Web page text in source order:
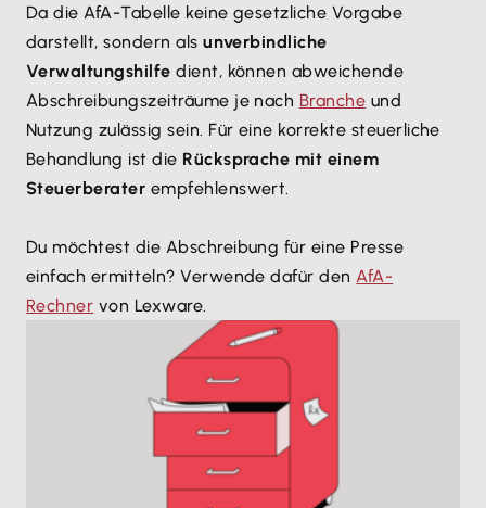
Da die AfA-Tabelle keine gesetzliche Vorgabe
darstellt, sondern alsunverbindliche
Verwaltungshilfe dient, können abweichende
Abschreibungszeiträume je nach Branche und
Nutzung zulässig sein. Für eine korrekte steuerliche
Behandlung ist die Rücksprache mit einem
Steuerberater empfehlenswert.
Du möchtest die Abschreibung für eine Presse
einfach ermitteln? Verwende dafür denAfA-
Rechner von Lexware.